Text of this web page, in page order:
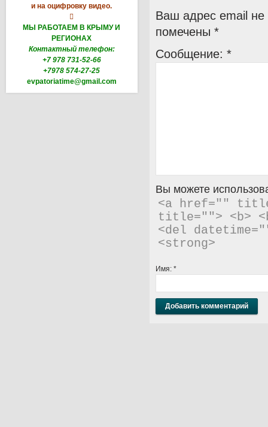
и на оцифровку видео.

МЫ РАБОТАЕМ В КРЫМУ И
РЕГИОНАХ
Контактный телефон:
+7 978 731-52-66
+7978 574-27-25
evpatoriatime@gmail.com
Ваш адрес email не
помечены *
Сообщение: *
Вы можете
<a href=""
title=""> <b>
<del
<strong>
Имя: *